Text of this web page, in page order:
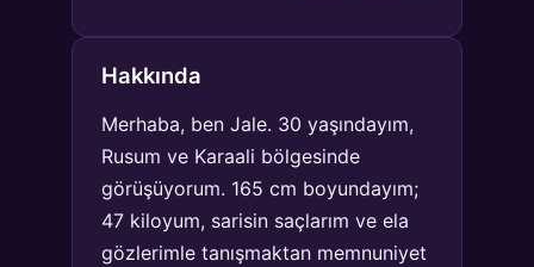
Hakkında
Merhaba, ben Jale. 30 yaşındayım,
Rusum ve Karaali bölgesinde
görüşüyorum. 165 cm boyundayım;
47 kiloyum, sarisin saçlarım ve ela
gözlerimle tanışmaktan memnuniyet